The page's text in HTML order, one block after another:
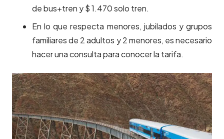
de bus+tren y $ 1.470 solo tren.
En lo que respecta menores, jubilados y grupos
familiares de 2 adultos y 2 menores, es necesario
hacer una consulta para conocer la tarifa.